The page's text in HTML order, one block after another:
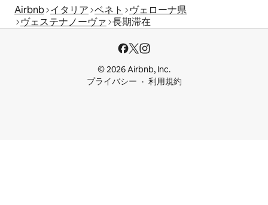
Airbnb イタリア ベネト
ヴェローナ県
ヴェステナノーヴァ 長期滞在
© 2026 Airbnb, Inc.
プライバシー
利用規約